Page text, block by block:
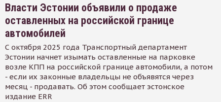
Власти Эстонии объявили о продаже
оставленных на российской границе
автомобилей
С октября 2025 года Транспортный департамент
Эстонии начнет изымать оставленные на парковке
возле КПП на российской границе автомобили, а потом
- если их законные владельцы не объявятся через
месяц - продавать. Об этом сообщает эстонское
издание ERR